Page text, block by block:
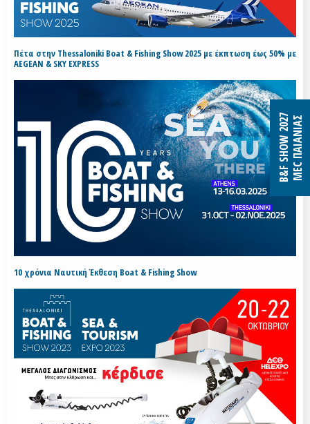
Πέτα στην Thessaloniki Boat & Fishing Show 2025 με έκπτωση έως 50% με
AEGEAN & SKY EXPRESS
10 χρόνια Ναυτική Έκθεση Boat & Fishing Show
B&F SHOW 2027MEC ΠΑΙΑΝΙΑΣ